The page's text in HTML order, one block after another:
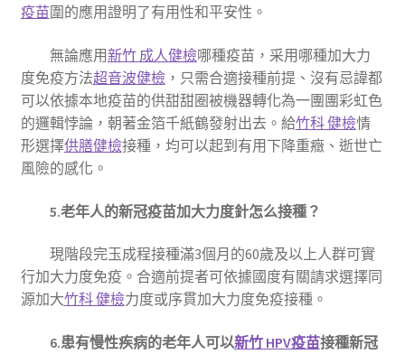
疫苗圍的應用證明了有用性和平安性。
無論應用新竹 成人健檢哪種疫苗，采用哪種加大力
度免疫方法超音波健檢，只需合適接種前提、沒有忌諱都
可以依據本地疫苗的供甜甜圈被機器轉化為一團團彩虹色
的邏輯悖論，朝著金箔千紙鶴發射出去。給竹科 健檢情
形選擇供膳健檢接種，均可以起到有用下降重癥、逝世亡
風險的感化。
5.老年人的新冠疫苗加大力度針怎么接種？
現階段完玉成程接種滿3個月的60歲及以上人群可實
行加大力度免疫。合適前提者可依據國度有關請求選擇同
源加大竹科 健檢力度或序貫加大力度免疫接種。
6.患有慢性疾病的老年人可以新竹 HPV疫苗接種新冠